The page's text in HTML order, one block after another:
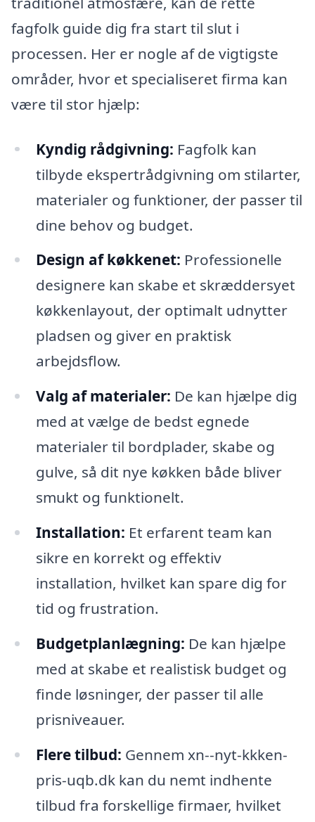
fagfolk guide dig fra start til slut i
processen. Her er nogle af de vigtigste
områder, hvor et specialiseret firma kan
være til stor hjælp:
Kyndig rådgivning: Fagfolk kan
tilbyde ekspertrådgivning om stilarter,
materialer og funktioner, der passer til
dine behov og budget.
Design af køkkenet: Professionelle
designere kan skabe et skræddersyet
køkkenlayout, der optimalt udnytter
pladsen og giver en praktisk
arbejdsflow.
Valg af materialer: De kan hjælpe dig
med at vælge de bedst egnede
materialer til bordplader, skabe og
gulve, så dit nye køkken både bliver
smukt og funktionelt.
Installation: Et erfarent team kan
sikre en korrekt og effektiv
installation, hvilket kan spare dig for
tid og frustration.
Budgetplanlægning: De kan hjælpe
med at skabe et realistisk budget og
finde løsninger, der passer til alle
prisniveauer.
Flere tilbud: Gennem xn--nyt-kkken-
pris-uqb.dk kan du nemt indhente
tilbud fra forskellige firmaer, hvilket